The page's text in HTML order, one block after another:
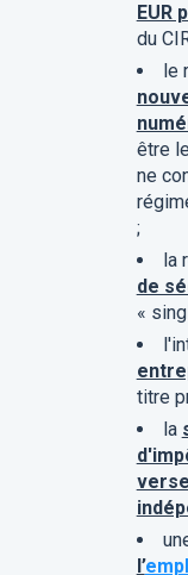
EUR
du
le
être
ne
;
la
de
«
titre
la
l’